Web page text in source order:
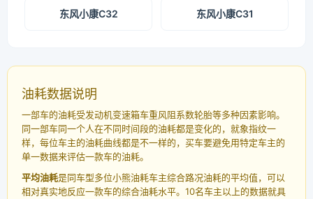
东风小康C32 东风小康C31
油耗数据说明
一部车的油耗受发动机变速箱车重风阻系数轮胎等多种因素影响。
同一部车同一个人在不同时间段的油耗都是变化的，就象指纹一
样，每位车主的油耗曲线都是不一样的，买车要避免用特定车主的
单一数据来评估一款车的油耗。
平均油耗是同车型多位小熊油耗车主综合路况油耗的平均值，可以
相对真实地反应一款车的综合油耗水平。10名车主以上的数据就具